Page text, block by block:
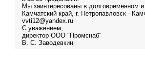
Мы заинтересованы в долговременном
Камчатский край, г. Петропавловск -
vvti12@yandex.ru
С уважением,
директор ООО "Промснаб"
В. С. Заводевкин